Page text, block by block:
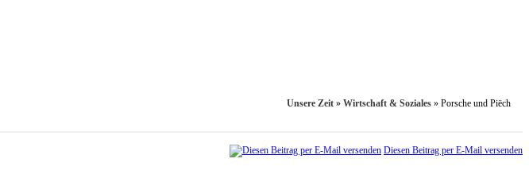
Unsere Zeit » Wirtschaft & Soziales » Porsche und Piëch
Diesen Beitrag per E-Mail versenden